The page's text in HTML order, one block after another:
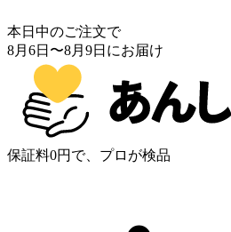
本日中のご注文で
8月6日 〜8月9日 にお届け
保証料0円で、プロが検品